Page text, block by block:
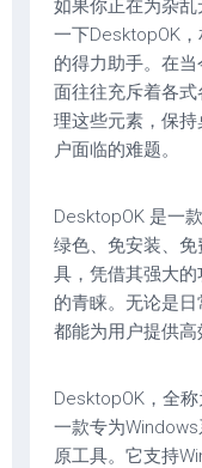
如果你正在为杂
一下DesktopOK
的得力助手。在
面往往充斥着各
理这些元素，保
户面临的难题。
DesktopOK 是一
绿色、免安装、
具，凭借其强大
的青睐。无论是
都能为用户提供高
DesktopOK，全
一款专为
原工具。它支持